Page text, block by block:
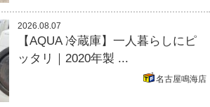
2026.08.07
【AQUA 冷蔵庫】一人暮らしにピ
ッタリ｜2020年製 ...
名古屋鳴海店